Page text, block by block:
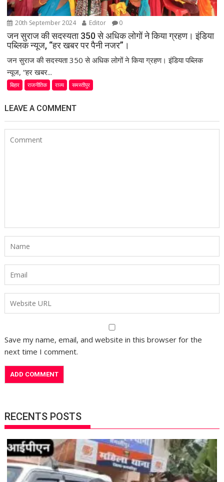
20th September 2024 Editor 0
जन सुराज की सदस्यता 350 से अधिक लोगों ने किया ग्रहण। इंडिया
पब्लिक न्यूज, “हर खबर पर पैनी नजर”।
जन सुराज की सदस्यता 350 से अधिक लोगों ने किया ग्रहण। इंडिया पब्लिक
न्यूज, “हर खबर...
बिहार राजनीतिक राज्य समस्तीपुर
LEAVE A COMMENT
Save my name, email, and website in this browser for the
next time I comment.
RECENTS POSTS